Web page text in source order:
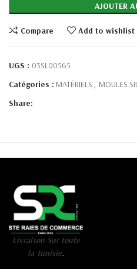
AJOUTER
Compare Add to wishlist
UGS : 03SL00565
Catégories : MATÉRIELS , MOULES
Share:
Livraison Sur toute
la Tunisie.